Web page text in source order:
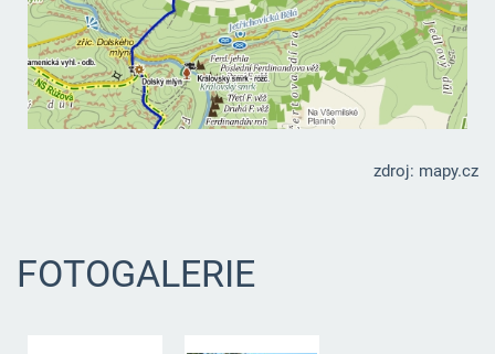
zdroj: mapy.cz
FOTOGALERIE